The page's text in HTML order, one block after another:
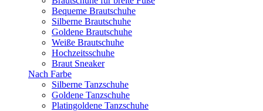
Bequeme Brautschuhe
Silberne Brautschuhe
Goldene Brautschuhe
Weiße Brautschuhe
Hochzeitsschuhe
Braut Sneaker
Nach Farbe
Silberne Tanzschuhe
Goldene Tanzschuhe
Platingoldene Tanzschuhe